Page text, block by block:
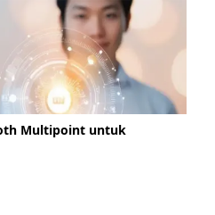
Multipoint untuk